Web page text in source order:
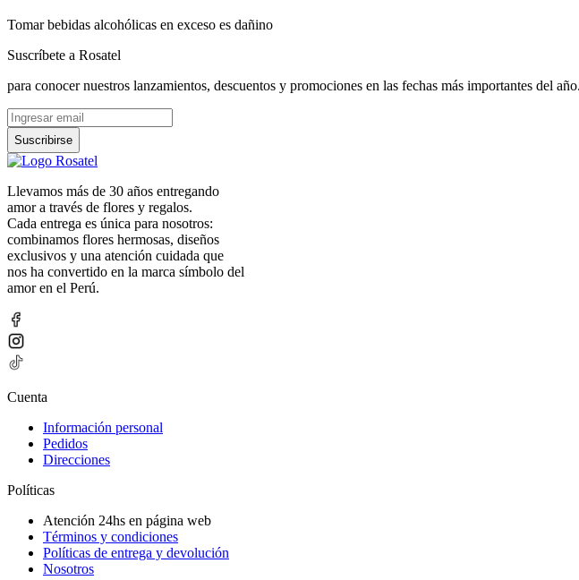
Tomar bebidas alcohólicas en exceso es dañino
Suscríbete a Rosatel
para conocer nuestros lanzamientos, descuentos y promociones en las fechas más importantes del año.
Suscribirse
Llevamos más de 30 años entregando
amor a través de flores y regalos.
Cada entrega es única para nosotros:
combinamos flores hermosas, diseños
exclusivos y una atención cuidada que
nos ha convertido en la marca símbolo del
amor en el Perú.
Cuenta
Información personal
Pedidos
Direcciones
Políticas
Atención 24hs en página web
Términos y condiciones
Políticas de entrega y devolución
Nosotros